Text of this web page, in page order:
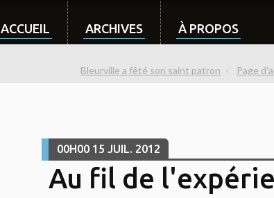
ACCUEIL ARCHIVES À PROPOS
Bleurville a fêté son saint patron Page
00H00 15 JUIL. 2012
Au fil de